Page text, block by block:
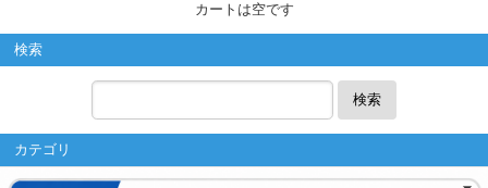
カートは空です
検索
検索
カテゴリ